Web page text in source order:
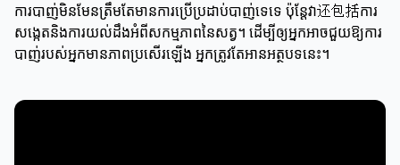
ការបាញ់មិនមែនត្រឹមតែមានការប្រើប្រដាប់បាញ់ទេទេ ប៉ុន្ដែវា还包括ការ
សង្កេតនិងការយល់ដឹងអំពីសកម្មភាពនៃសត្វ។ ដើម្បីឲ្យអ្នកអាចជួយឱ្យការ
បាញ់របស់អ្នកមានភាពប្រសើរឡើង អ្នកត្រូវតែអានអត្ថបទនេះ។